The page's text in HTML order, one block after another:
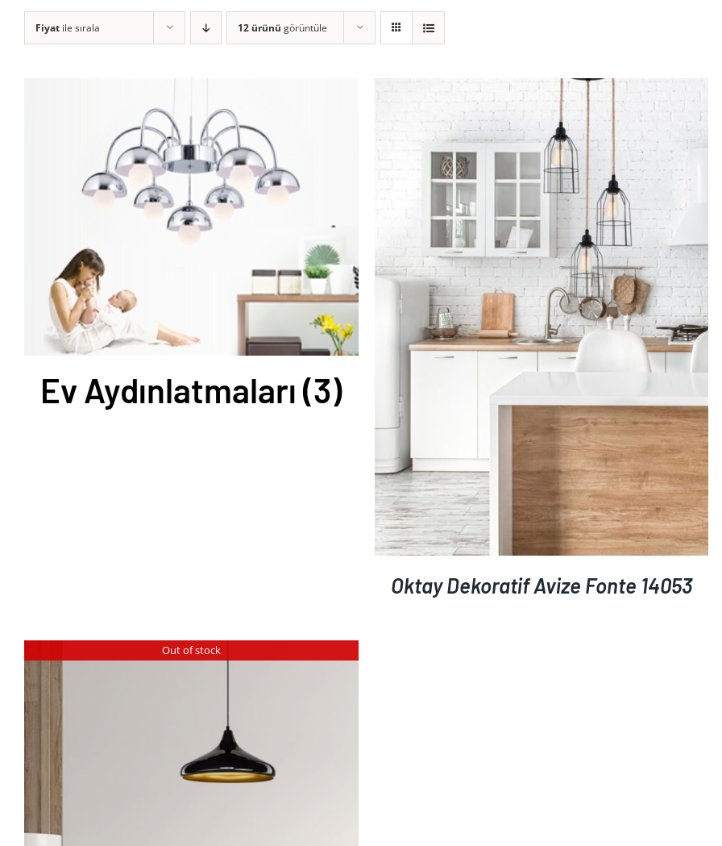
Fiyat ile sırala 12 ürünü görüntüle
Ev Aydınlatmaları (3)
AYRINTILAR
Oktay Dekoratif Avize Fonte 14053
Out of stock